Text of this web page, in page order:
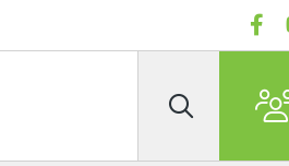
Rechercher